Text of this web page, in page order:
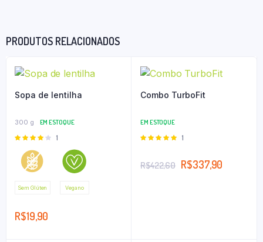
PRODUTOS RELACIONADOS
Sopa de lentilha
300 g
EM ESTOQUE
Avaliação
1
Sem Glúten Vegano
R$19,90
Combo TurboFit
EM ESTOQUE
Avaliação
1
R$422,60 R$337,90